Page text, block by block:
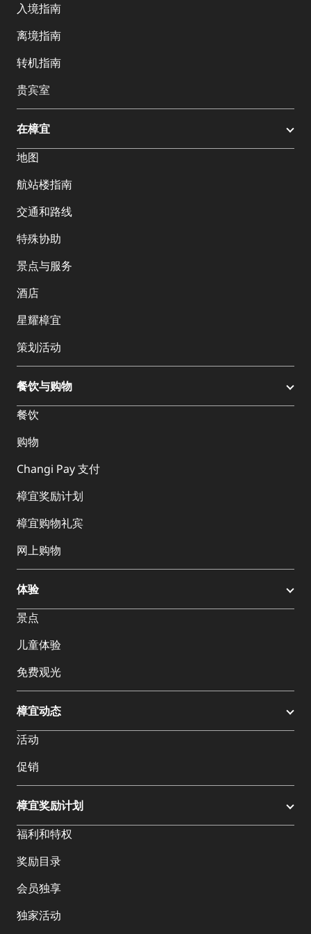
入境指南
离境指南
转机指南
贵宾室
在樟宜
地图
航站楼指南
交通和路线
特殊协助
景点与服务
酒店
星耀樟宜
策划活动
餐饮与购物
餐饮
购物
Changi Pay 支付
樟宜奖励计划
樟宜购物礼宾
网上购物
体验
景点
儿童体验
免费观光
樟宜动态
活动
促销
樟宜奖励计划
福利和特权
奖励目录
会员独享
独家活动